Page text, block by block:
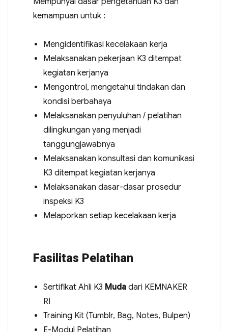
kemampuan untuk :
Mengidentifikasi kecelakaan kerja
Melaksanakan pekerjaan K3 ditempat
kegiatan kerjanya
Mengontrol, mengetahui tindakan dan
kondisi berbahaya
Melaksanakan penyuluhan / pelatihan
dilingkungan yang menjadi
tanggungjawabnya
Melaksanakan konsultasi dan komunikasi
K3 ditempat kegiatan kerjanya
Melaksanakan dasar-dasar prosedur
inspeksi K3
Melaporkan setiap kecelakaan kerja
Fasilitas Pelatihan
Sertifikat Ahli K3 Mudadari KEMNAKER
RI
Training Kit (Tumblr, Bag, Notes, Bulpen)
E-Modul Pelatihan